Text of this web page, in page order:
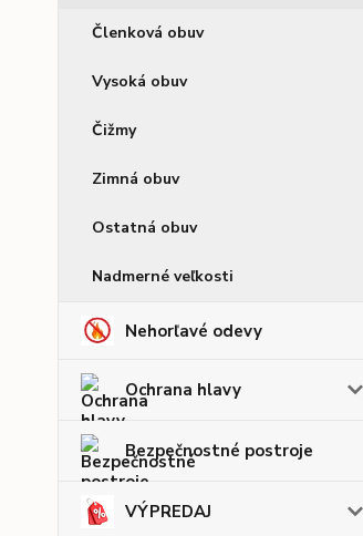
Členková obuv
Vysoká obuv
Čižmy
Zimná obuv
Ostatná obuv
Nadmerné veľkosti
Nehorľavé odevy
Ochrana hlavy
Bezpečnostné postroje
VÝPREDAJ